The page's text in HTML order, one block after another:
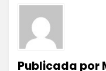
Publicada por